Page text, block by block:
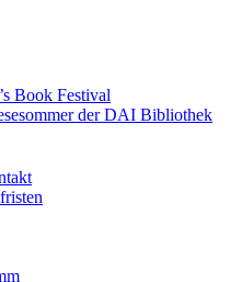
Book Festival
der DAI Bibliothek